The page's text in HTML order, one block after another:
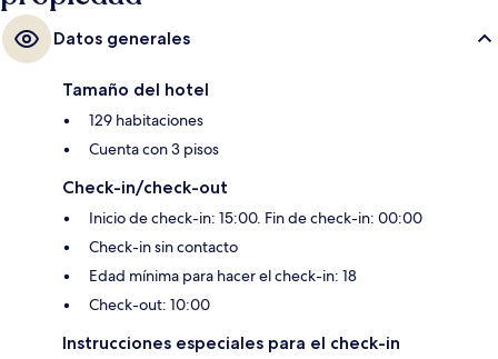
Datos generales
Tamaño del hotel
129 habitaciones
Cuenta con 3 pisos
Check-in/check-out
Inicio de check-in: 15:00. Fin de check-in: 00:00
Check-in sin contacto
Edad mínima para hacer el check-in: 18
Check-out: 10:00
Instrucciones especiales para el check-in